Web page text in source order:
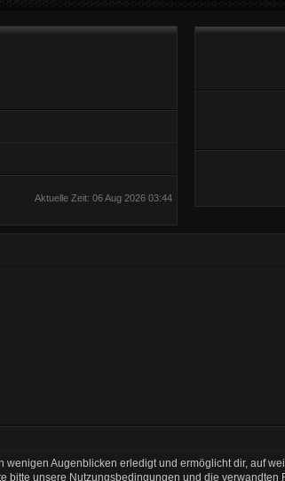
Aktuelle Zeit: 06 Aug 2026 03:44
Augenblicken erledigt und ermöglicht dir, auf
unsere Nutzungsbedingungen und die verwandten